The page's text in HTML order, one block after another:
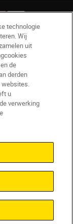
technologie
Wij
uit
de
derden
websites.
u
verwerking